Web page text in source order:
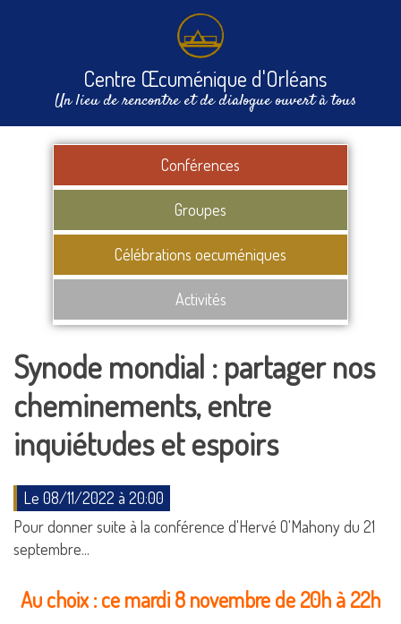
Centre Œcuménique d'Orléans
Un lieu de rencontre et de dialogue ouvert à tous
Conférences
Groupes
Célébrations oecuméniques
Activités
Synode mondial : partager nos
cheminements, entre
inquiétudes et espoirs
Le 08/11/2022 à 20:00
Pour donner suite à la conférence d'Hervé O'Mahony du 21
septembre...
Au choix : ce mardi 8 novembre de 20h à 22h